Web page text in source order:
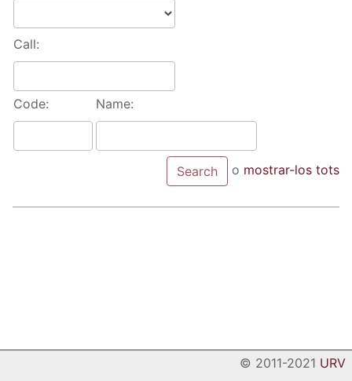
Call:
Code: Name:
o mostrar-los tots
© 2011-2021 URV